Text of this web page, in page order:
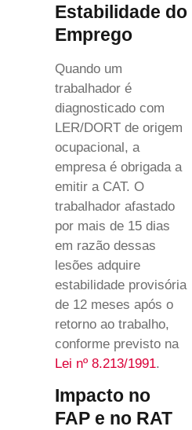
Estabilidade do
Emprego
Quando um
trabalhador é
diagnosticado com
LER/DORT de origem
ocupacional, a
empresa é obrigada a
emitir a CAT. O
trabalhador afastado
por mais de 15 dias
em razão dessas
lesões adquire
estabilidade provisória
de 12 meses após o
retorno ao trabalho,
conforme previsto na
Lei nº 8.213/1991.
Impacto no
FAP e no RAT